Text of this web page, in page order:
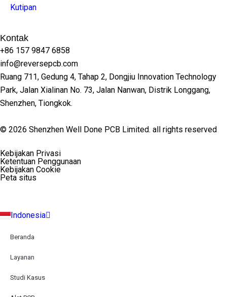
Kutipan
Kontak
+86 157 9847 6858
info@reversepcb.com
Ruang 711, Gedung 4, Tahap 2, Dongjiu Innovation Technology
Park, Jalan Xialinan No. 73, Jalan Nanwan, Distrik Longgang,
Shenzhen, Tiongkok.
© 2026 Shenzhen Well Done PCB Limited. all rights reserved
Kebijakan Privasi
Ketentuan Penggunaan
Kebijakan Cookie
Peta situs
Indonesia
Español
Deutsch
Français
Türkçe
Beranda
Layanan
Studi Kasus